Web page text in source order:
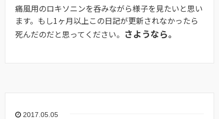
痛風用のロキソニンを呑みながら様子を見たいと思い
ます。もし1ヶ月以上この日記が更新されなかったら
死んだのだと思ってください。 さようなら。
2017.05.05